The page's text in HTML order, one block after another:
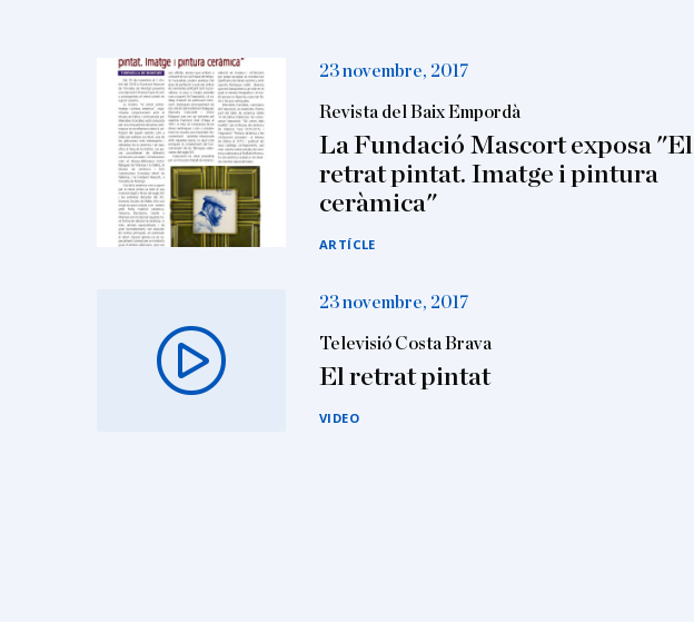
23 novembre, 2017
Revista del Baix Empordà
La Fundació Mascort exposa "El
retrat pintat. Imatge i pintura
ceràmica"
ARTÍCLE
23 novembre, 2017
Televisió Costa Brava
El retrat pintat
VIDEO